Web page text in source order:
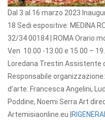
Dal 3 al 16 marzo 2023
18 Sedi espositive: MEDINA
32/34 00184 | ROMA Orario
Ven 10.00 -13.00 e 15.00 –
Loredana Trestin Assistente
Responsabile
d’arte: Francesca Angelini,
Poddine, Noemi Serra Art
Artemisiaonline.eu |